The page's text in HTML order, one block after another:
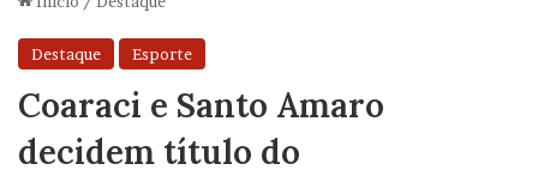
Destaque Esporte
Coaraci e Santo Amaro
decidem título do